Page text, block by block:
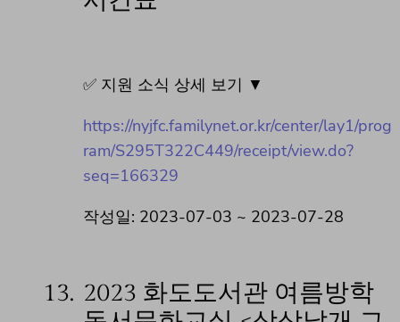
✅ 지원 소식 상세 보기 ▼
https://nyjfc.familynet.or.kr/center/lay1/prog
ram/S295T322C449/receipt/view.do?
seq=166329
작성일: 2023-07-03 ~ 2023-07-28
13. 2023 화도도서관 여름방학